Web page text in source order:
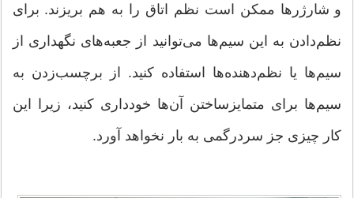
و شارژرها ممکن است نظم اتاق را به هم بریزند. برای
نظم‌دادن به این سیم‌ها می‌توانید از جعبه‌های نگهداری از
سیم‌ها یا نظم‌دهنده‌ها استفاده کنید. از برچسب‌زدن به
سیم‌ها برای متمایزساختن آن‌ها خودداری کنید، زیرا این
کار چیزی جز سردرگمی به بار نخواهد آورد.